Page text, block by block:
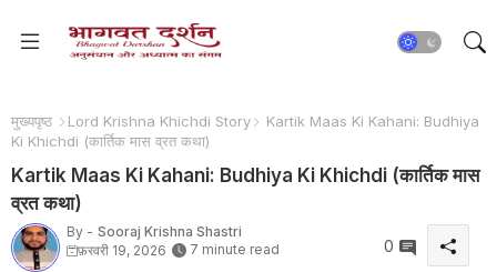
मुख्यपृष्ठ Lord Krishna Khichdi Story
Kartik Maas Ki Kahani: Budhiya
Ki Khichdi (कार्तिक मास व्रत कथा)
Kartik Maas Ki Kahani: Budhiya Ki Khichdi (कार्तिक मास
व्रत कथा)
By - Sooraj Krishna Shastri
फ़रवरी 19, 2026
7 minute read 0